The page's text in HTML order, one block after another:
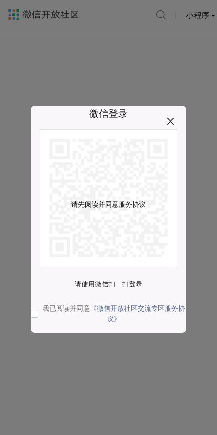
小程序
微信登录
请先阅读并同意服务协议
请使用微信扫一扫登录
我已阅读并同意 《微信开放社区交流专区服务协
议》